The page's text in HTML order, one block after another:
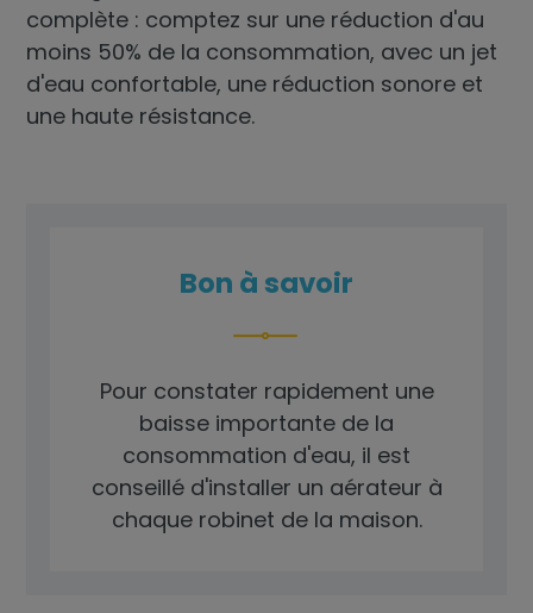
complète : comptez sur une réduction d'au
moins 50% de la consommation, avec un jet
d'eau confortable, une réduction sonore et
une haute résistance.
Bon à savoir
Pour constater rapidement une
baisse importante de la
consommation d'eau, il est
conseillé d'installer un aérateur à
chaque robinet de la maison.